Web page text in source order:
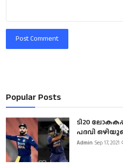
Post Comment
Popular Posts
ടി20
പദവി
Admin Sep 17, 2021